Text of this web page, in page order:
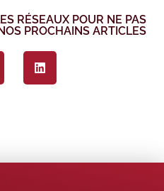
RÉSEAUX POUR NE PAS
PROCHAINS ARTICLES